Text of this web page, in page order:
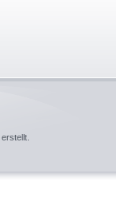
erstellt.